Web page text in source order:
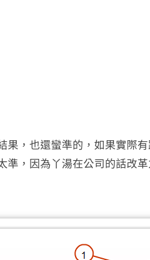
果，也還蠻準的，如果實際
準，因為丫湯在公司的話改